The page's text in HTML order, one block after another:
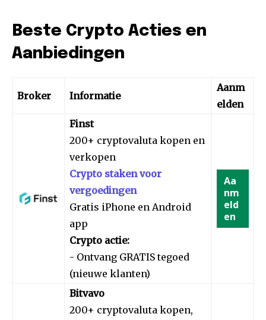
Beste Crypto Acties en
Aanbiedingen
Broker Informatie
Aanm
elden
Finst
200+ cryptovaluta kopen en
verkopen
Crypto staken voor
vergoedingen
Gratis iPhone en Android
app
Crypto actie:
- Ontvang GRATIS tegoed
(nieuwe klanten)
Aa
nm
eld
en
Bitvavo
200+ cryptovaluta kopen,